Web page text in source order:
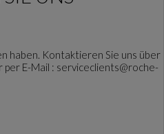
haben. Kontaktieren Sie uns über
E-Mail : serviceclients@roche-